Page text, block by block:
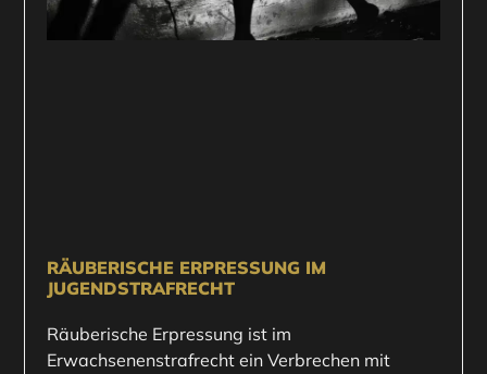
RÄUBERISCHE ERPRESSUNG IM
JUGENDSTRAFRECHT
Räuberische Erpressung ist im
Erwachsenenstrafrecht ein Verbrechen mit